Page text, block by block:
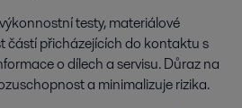
testy, materiálové
částí přicházejících do kontaktu s
o dílech a servisu. Důraz na
a minimalizuje rizika.